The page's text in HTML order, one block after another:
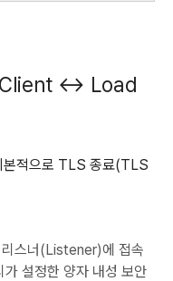
: Client ↔ Load
적으로 TLS 종료(TLS
리스너(Listener)에 접속
설정한 양자 내성 보안